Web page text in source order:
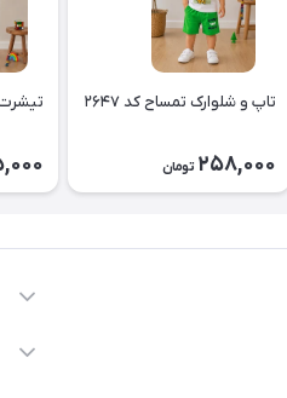
تاپ و شلوارک تمساح کد ۲۶۴۷
258,000 تومان
تیشرت